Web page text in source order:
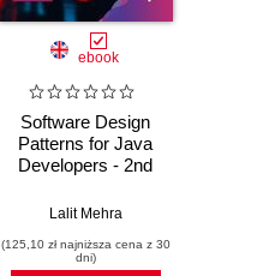
ebook
Software Design
Patterns for Java
Developers - 2nd
Lalit Mehra
(125,10 zł najniższa cena z 30
dni)